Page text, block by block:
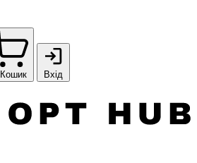
Кошик Вхід